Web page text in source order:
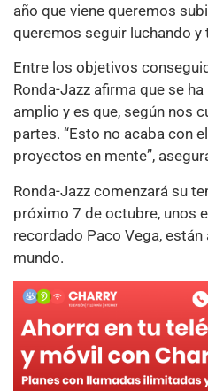
año que viene queremos
queremos seguir luchando y
Entre los objetivos
Ronda-Jazz afirma que se
amplio y es que, según nos
partes. “Esto no acaba con
proyectos en mente”,
Ronda-Jazz comenzará su
próximo 7 de octubre, unos
recordado Paco Vega,
mundo.